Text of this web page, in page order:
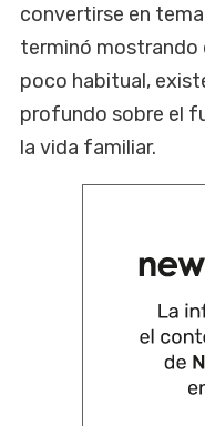
convertirse en
terminó mostrando
poco habitual,
profundo sobre el
la vida familiar.